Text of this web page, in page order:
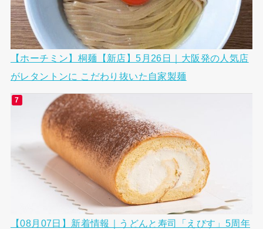
【ホーチミン】桐麺【新店】5月26日｜大阪発の人気店
がレタントンに こだわり抜いた自家製麺
【08月07日】新着情報｜うどんと寿司「えびす」5周年